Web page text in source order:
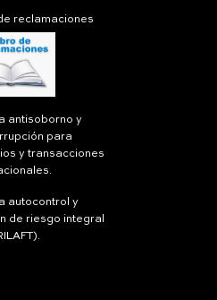
reclamaciones
antisoborno y
para
y transacciones
autocontrol y
de riesgo integral